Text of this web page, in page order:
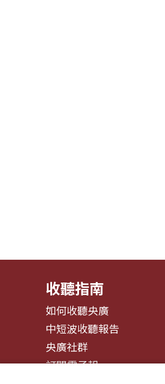
收聽指南
如何收聽央廣
中短波收聽報告
央廣社群
訂閱電子報